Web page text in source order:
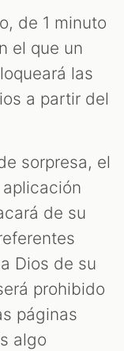
de 1 minuto
el que un
las
a partir del
sorpresa, el
de su
Dios de su
prohibido
páginas
algo